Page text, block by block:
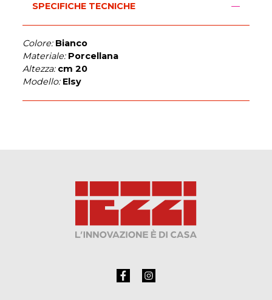
SPECIFICHE TECNICHE
Colore: Bianco
Materiale: Porcellana
Altezza: cm 20
Modello: Elsy